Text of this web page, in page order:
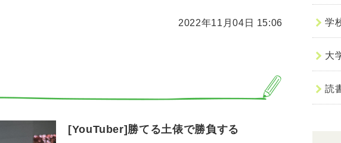
2022年11月04日 15:06
[YouTuber]勝てる土俵で勝負する
学
大
読